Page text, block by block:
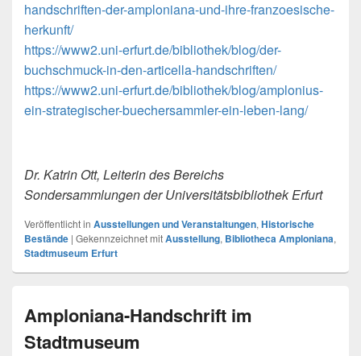
handschriften-der-amploniana-und-ihre-franzoesische-
herkunft/
https://www2.uni-erfurt.de/bibliothek/blog/der-
buchschmuck-in-den-articella-handschriften/
https://www2.uni-erfurt.de/bibliothek/blog/amplonius-
ein-strategischer-buechersammler-ein-leben-lang/
Dr. Katrin Ott, Leiterin des Bereichs
Sondersammlungen der Universitätsbibliothek Erfurt
Veröffentlicht in Ausstellungen und Veranstaltungen, Historische
Bestände | Gekennzeichnet mitAusstellung, Bibliotheca Amploniana,
Stadtmuseum Erfurt
Amploniana-Handschrift im
Stadtmuseum